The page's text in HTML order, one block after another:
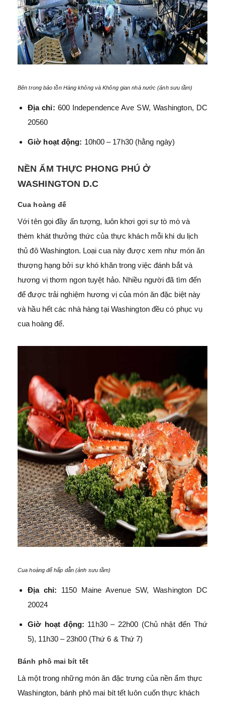
Bên trong bảo tồn Hàng không và Không gian nhà nước (ảnh sưu tầm)
Địa chỉ: 600 Independence Ave SW, Washington, DC
20560
Giờ hoạt động: 10h00 – 17h30 (hằng ngày)
NỀN ẨM THỰC PHONG PHÚ Ở
WASHINGTON D.C
Cua hoàng đế
Với tên gọi đầy ấn tượng, luôn khơi gợi sự tò mò và
thèm khát thưởng thức của thực khách mỗi khi du lịch
thủ đô Washington. Loại cua này được xem như món ăn
thượng hạng bởi sự khó khăn trong việc đánh bắt và
hương vị thơm ngon tuyệt hảo. Nhiều người đã tìm đến
để được trải nghiệm hương vị của món ăn đặc biệt này
và hầu hết các nhà hàng tại Washington đều có phục vụ
cua hoàng đế.
Cua hoàng đế hấp dẫn (ảnh sưu tầm)
Địa chỉ:
1150 Maine Avenue SW, Washington DC
20024
Giờ hoạt động: 11h30 – 22h00 (Chủ nhật đến Thứ
5), 11h30 – 23h00 (Thứ 6 & Thứ 7)
Bánh phô mai bít tết
Là một trong những món ăn đặc trưng của nền ẩm thực
Washington, bánh phô mai bít tết luôn cuốn thực khách